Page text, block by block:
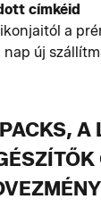
címkéid
a
új
A